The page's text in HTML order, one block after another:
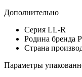
Дополнительно
Серия LL-R
Родина бренда
Страна
Параметры